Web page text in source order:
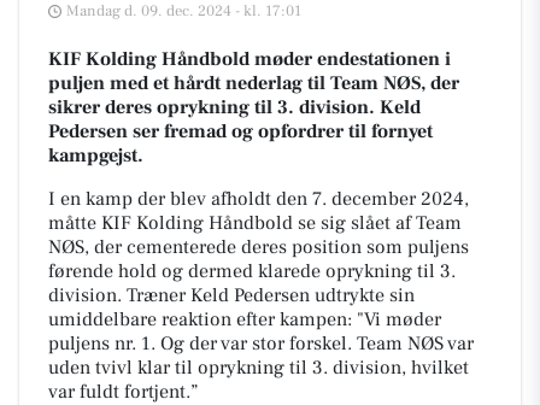
Mandag d. 09. dec. 2024 - kl. 17:01
KIF Kolding Håndbold møder endestationen i
puljen med et hårdt nederlag til Team NØS, der
sikrer deres oprykning til 3. division. Keld
Pedersen ser fremad og opfordrer til fornyet
kampgejst.
I en kamp der blev afholdt den 7. december 2024,
måtte KIF Kolding Håndbold se sig slået af Team
NØS, der cementerede deres position som puljens
førende hold og dermed klarede oprykning til 3.
division. Træner Keld Pedersen udtrykte sin
umiddelbare reaktion efter kampen: "Vi møder
puljens nr. 1. Og der var stor forskel. Team NØS var
uden tvivl klar til oprykning til 3. division, hvilket
var fuldt fortjent.”